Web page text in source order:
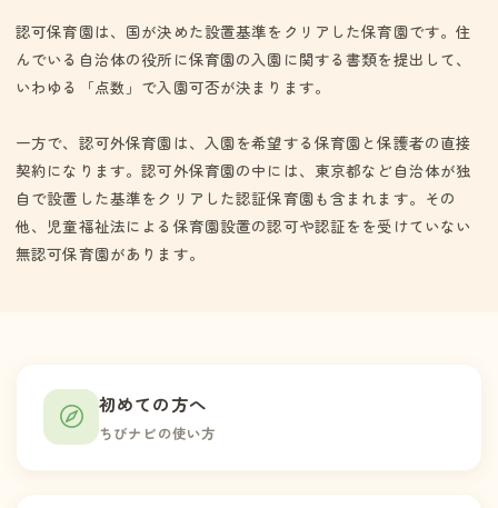
認可保育園は、国が決めた設置基準をクリアした保育園です。住
んでいる自治体の役所に保育園の入園に関する書類を提出して、
いわゆる「点数」で入園可否が決まります。
一方で、認可外保育園は、入園を希望する保育園と保護者の直接
契約になります。認可外保育園の中には、東京都など自治体が独
自で設置した基準をクリアした認証保育園も含まれます。その
他、児童福祉法による保育園設置の認可や認証をを受けていない
無認可保育園があります。
初めての方へ
ちびナビの使い方